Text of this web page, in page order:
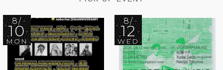
8/
10
MON
8/
12
WED